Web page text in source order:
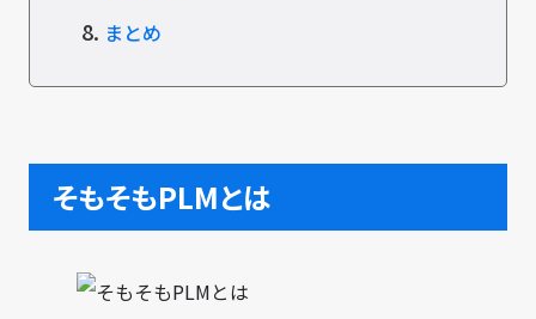
8. まとめ
そもそもPLMとは